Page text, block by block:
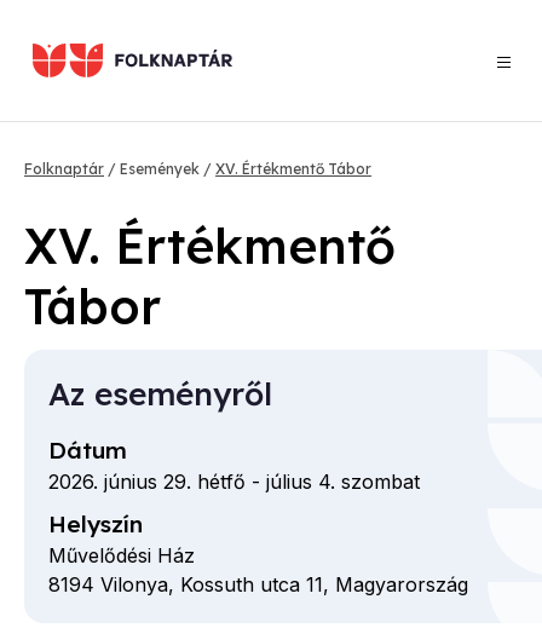
tartalomra
Morzsa
Folknaptár Események XV. Értékmentő Tábor
XV. Értékmentő
Tábor
Az eseményről
Dátum
2026. június 29. hétfő - július 4. szombat
Helyszín
Művelődési Ház
8194 Vilonya, Kossuth utca 11, Magyarország